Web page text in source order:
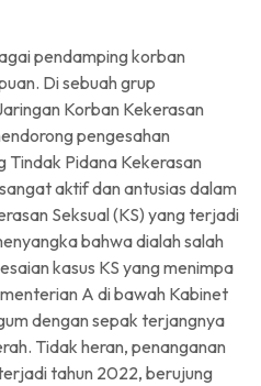
pendamping korban
Di sebuah grup
Korban Kekerasan
pengesahan
Tindak Pidana Kekerasan
aktif dan antusias dalam
Seksual (KS) yang terjadi
bahwa dialah salah
kasus KS yang menimpa
A di bawah Kabinet
dengan sepak terjangnya
Tidak heran, penanganan
tahun 2022, berujung